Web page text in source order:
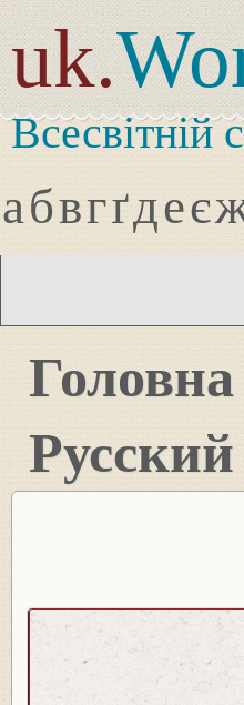
uk.
Всесвітній
абвгґдеє
Головна
Русский